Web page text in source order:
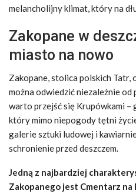
melancholijny klimat, który na
Zakopane w
miasto na nowo
Zakopane, stolica polskich
można odwiedzić niezależnie od
warto przejść się Krupówkami –
który mimo niepogody tętni
galerie sztuki ludowej i
schronienie przed deszczem.
Jedną z najbardziej
Zakopanego jest Cmentarz na